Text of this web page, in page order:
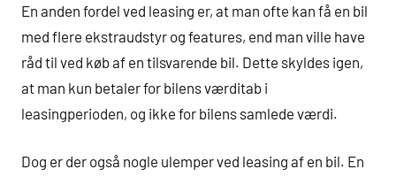
En anden fordel ved leasing er, at man ofte kan få en bil
med flere ekstraudstyr og features, end man ville have
råd til ved køb af en tilsvarende bil. Dette skyldes igen,
at man kun betaler for bilens værditab i
leasingperioden, og ikke for bilens samlede værdi.
Dog er der også nogle ulemper ved leasing af en bil. En